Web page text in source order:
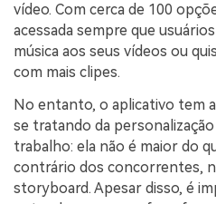
vídeo. Com cerca de 100
acessada sempre que
música aos seus vídeos ou
com mais clipes.
No entanto, o aplicativo tem
se tratando da
trabalho: ela não é maior do
contrário dos concorrentes,
storyboard. Apesar disso, é